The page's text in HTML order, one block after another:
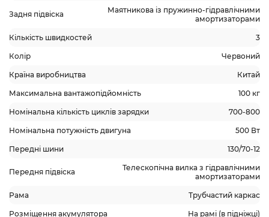
Задня підвіска
Маятникова із пружинно-гідравлічними
амортизаторами
Кількість швидкостей 3
Колір Червоний
Країна виробництва Китай
Максимальна вантажопідйомність 100 кг
Номінальна кількість циклів зарядки 700-800
Номінальна потужність двигуна 500 Вт
Передні шини 130/70-12
Передня підвіска
Телескопічна вилка з гідравлічними
амортизаторами
Рама Трубчастий каркас
Розміщення акумулятора На рамі (в підніжці)